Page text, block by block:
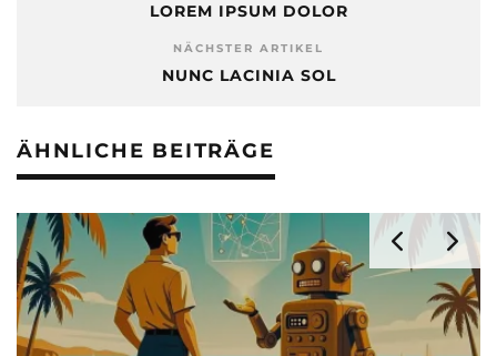
LOREM IPSUM DOLOR
NÄCHSTER ARTIKEL
NUNC LACINIA SOL
ÄHNLICHE BEITRÄGE